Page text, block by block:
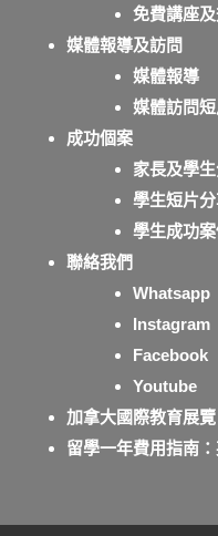
免費講座
媒體報導及訪問
媒體報導
媒體訪問短
成功個案
家長及學
學生短片
學生成功案
聯絡我們
Whatsapp
Instagram
Facebook
Youtube
加拿大國際教育展覽
留學一年費用指南